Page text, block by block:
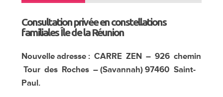
Carré
Zen
de
la
Réunion
Consultation privée en constellations
familiales Île de la Réunion
Nouvelle adresse : CARRE ZEN – 926 chemin
Tour des Roches – (Savannah)97460 Saint-
Paul.